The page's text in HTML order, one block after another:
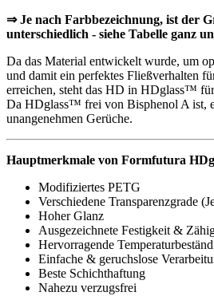
⇒ Je nach Farbbezeichnung, ist der
unterschiedlich - siehe Tabelle ganz
Da das Material entwickelt wurde, um
und damit ein perfektes Fließverhalten
erreichen, steht das HD in HDglass™
Da HDglass™ frei von Bisphenol A ist,
unangenehmen Gerüche.
Hauptmerkmale von Formfutura
Modifiziertes PETG
Verschiedene Transparenzgrade
Hoher Glanz
Ausgezeichnete Festigkeit &
Hervorragende
Einfache & geruchslose
Beste Schichthaftung
Nahezu verzugsfrei